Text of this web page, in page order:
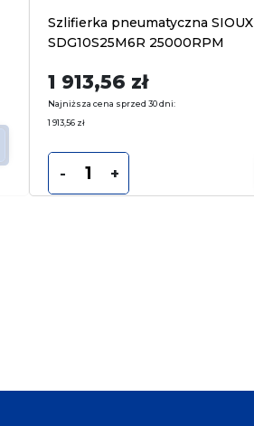
Szlifierka pneumatyczna SIOUX
SDG10S25M6R 25000RPM
1 913,56 zł
Najniższa cena sprzed 30 dni:
1 913,56 zł
- +